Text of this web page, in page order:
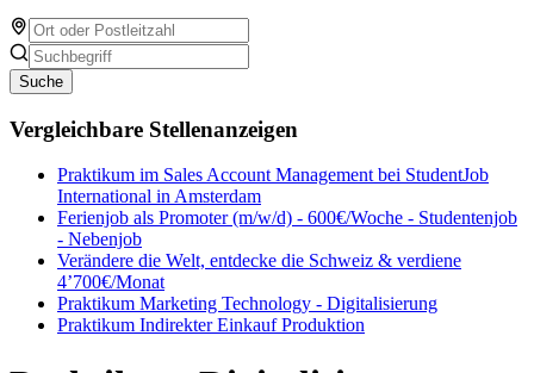
Suche
Vergleichbare Stellenanzeigen
Praktikum im Sales Account Management bei StudentJob
International in Amsterdam
Ferienjob als Promoter (m/w/d) - 600€/Woche - Studentenjob
- Nebenjob
Verändere die Welt, entdecke die Schweiz & verdiene
4’700€/Monat
Praktikum Marketing Technology - Digitalisierung
Praktikum Indirekter Einkauf Produktion